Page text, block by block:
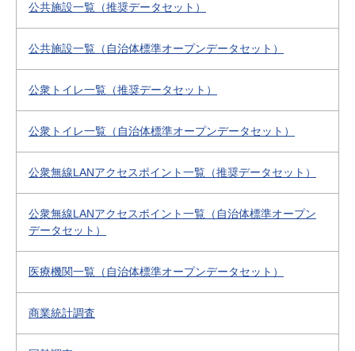
公共施設一覧（推奨データセット）
公共施設一覧（自治体標準オープンデータセット）
公衆トイレ一覧（推奨データセット）
公衆トイレ一覧（自治体標準オープンデータセット）
公衆無線LANアクセスポイント一覧（推奨データセット）
公衆無線LANアクセスポイント一覧（自治体標準オープン
データセット）
医療機関一覧（自治体標準オープンデータセット）
商業統計調査